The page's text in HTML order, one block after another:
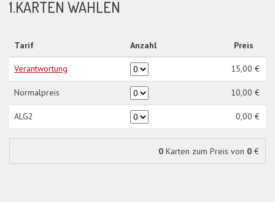
1.KARTEN WÄHLEN
Tarif Anzahl Preis
Verantwortung 15,00 €
Normalpreis 10,00 €
ALG2 0,00 €
0 Karten zum Preis von 0 €